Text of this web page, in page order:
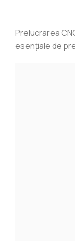
Prelucrarea
esențiale de